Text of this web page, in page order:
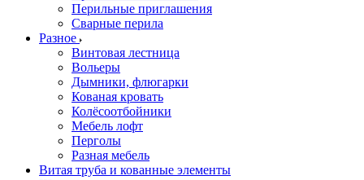
Перильные приглашения
Сварные перила
Разное
Винтовая лестница
Вольеры
Дымники, флюгарки
Кованая кровать
Колёсоотбойники
Мебель лофт
Перголы
Разная мебель
Витая труба и кованные элементы